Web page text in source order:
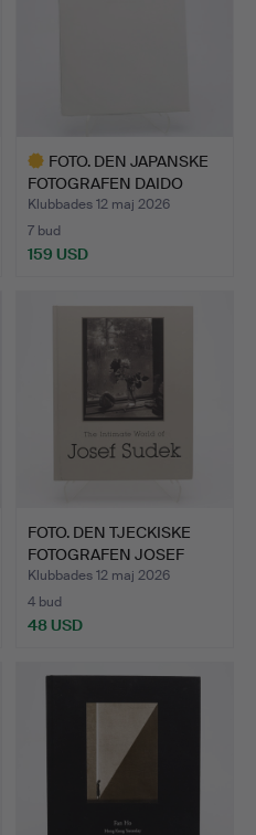
FOTO. DEN JAPANSKE
FOTOGRAFEN DAIDO
MORIYA…
Klubbades 12 maj 2026
7 bud
159 USD
föremål
FOTO. DEN TJECKISKE
FOTOGRAFEN JOSEF
SUDEK…
Klubbades 12 maj 2026
4 bud
48 USD